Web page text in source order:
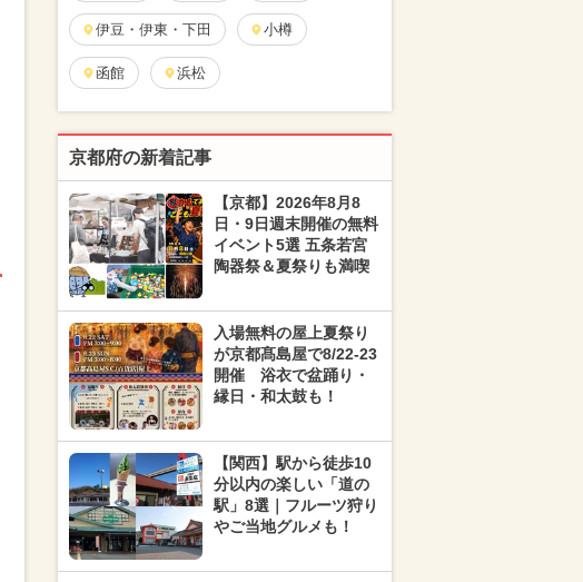
伊豆・伊東・下田 小樽
函館 浜松
京都府の新着記事
【京都】2026年8月8
日・9日週末開催の無料
イベント5選 五条若宮
陶器祭＆夏祭りも満喫
入場無料の屋上夏祭り
が京都髙島屋で8/22-23
開催 浴衣で盆踊り・
縁日・和太鼓も！
【関西】駅から徒歩10
分以内の楽しい「道の
駅」8選｜フルーツ狩り
やご当地グルメも！